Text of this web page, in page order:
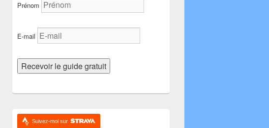
Prénom
E-mail
Suivez-moi sur